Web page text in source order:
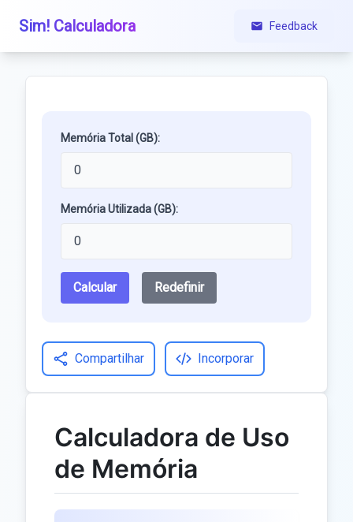
Sim! Calculadora Feedback
Memória Total (GB):
Memória Utilizada (GB):
Calcular Redefinir
Compartilhar Incorporar
Calculadora de Uso
de Memória